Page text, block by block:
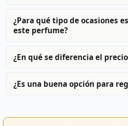
¿Para qué tipo de ocasiones
este perfume?
¿En qué se diferencia el
¿Es una buena opción para